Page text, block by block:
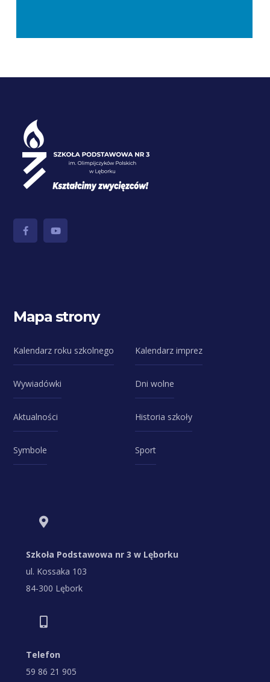
Mapa strony
Kalendarz roku szkolnego Kalendarz imprez
Wywiadówki Dni wolne
Aktualności Historia szkoły
Symbole Sport
Szkoła Podstawowa nr 3 w Lęborku
ul. Kossaka 103
84-300 Lębork
Telefon
59 86 21 905